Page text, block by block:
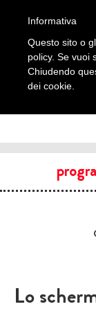
Lo
Informativa
Questo sito o
policy. Se vuoi
Chiudendo
dei cookie.